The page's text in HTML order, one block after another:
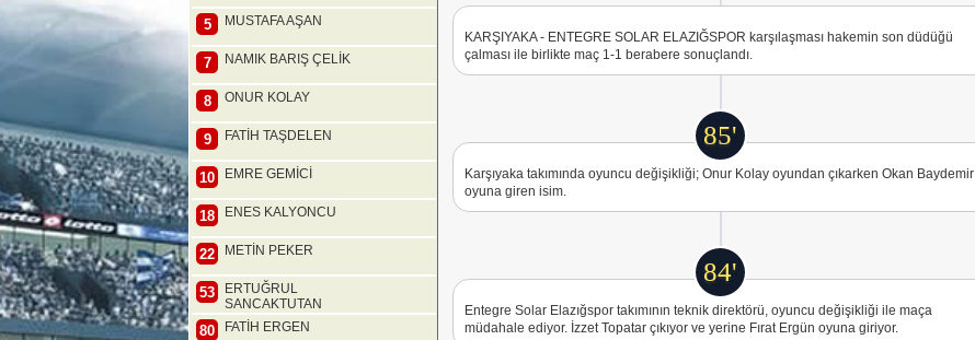
5 MUSTAFA AŞAN
7 NAMIK BARIŞ ÇELİK
8 ONUR KOLAY
9 FATİH TAŞDELEN
10 EMRE GEMİCİ
18 ENES KALYONCU
22 METİN PEKER
53
ERTUĞRUL
SANCAKTUTAN
80 FATİH ERGEN
KARŞIYAKA - ENTEGRE SOLAR ELAZIĞSPOR karşılaşması hakemin son düdüğü
çalması ile birlikte maç 1-1 berabere sonuçlandı.
85'
Karşıyaka takımında oyuncu değişikliği; Onur Kolay oyundan çıkarken Okan Baydemir
oyuna giren isim.
84'
Entegre Solar Elazığspor takımının teknik direktörü, oyuncu değişikliği ile maça
müdahale ediyor. İzzet Topatar çıkıyor ve yerine Fırat Ergün oyuna giriyor.